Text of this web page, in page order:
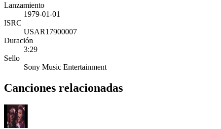
Lanzamiento
1979-01-01
ISRC
USAR17900007
Duración
3:29
Sello
Sony Music Entertainment
Canciones relacionadas